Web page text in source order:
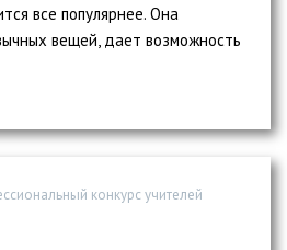
все популярнее. Она
вещей, дает возможность
конкурс учителей